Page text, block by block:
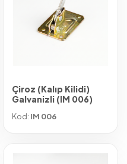
Çiroz (Kalıp Kilidi)
Galvanizli (IM 006)
Kod: IM 006